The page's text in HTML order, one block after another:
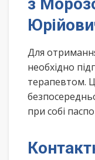
Для
необхідно
терапевтом.
при собі